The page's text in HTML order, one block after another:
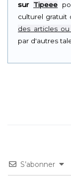
sur Tipeee
culturel gratuit
des articles
par d'autres
S’abonner